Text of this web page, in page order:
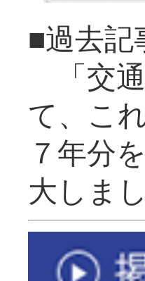
■過去
「交
て、こ
７年分
大